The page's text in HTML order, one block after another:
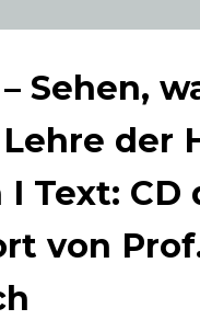
Sehen,
der
Text: CD
von